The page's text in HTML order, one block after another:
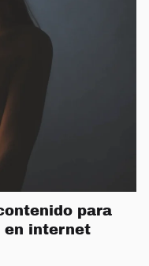
para
en internet